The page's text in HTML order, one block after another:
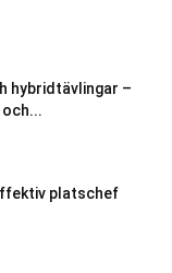
hybridtävlingar –
platschef